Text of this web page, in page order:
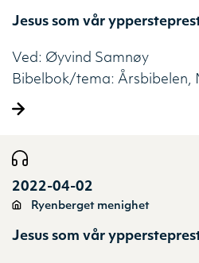
Jesus som vår
Ved: Øyvind Samnøy
Bibelbok/tema: Årsbibelen
2022-04-02
Ryenberget menighet
Jesus som vår